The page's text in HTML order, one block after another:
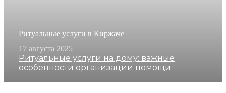
Ритуальные услуги в Киржаче
17 августа 2025
Ритуальные услуги на дому: важные
особенности организации помощи